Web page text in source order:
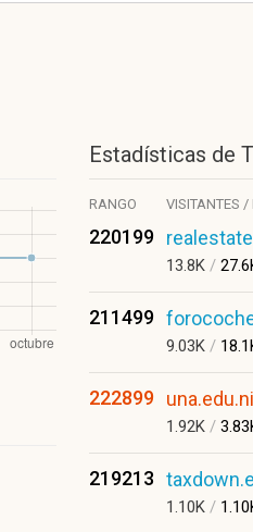
Estadísticas de
RANGO VISITANTES /
220199
13.8K /
211499
9.03K /
222899 una.edu.ni
1.92K /
219213
1.10K /